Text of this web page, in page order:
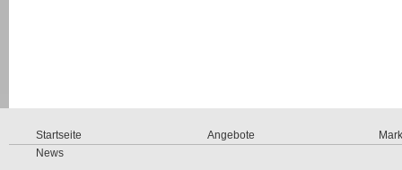
Startseite Angebote
News